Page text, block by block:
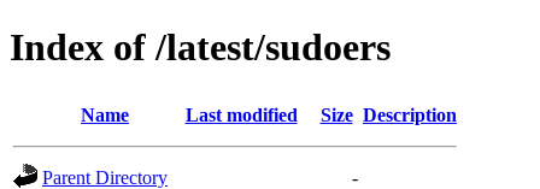
Index of /latest/sudoers
Name Last modified Size Description
Parent Directory
-